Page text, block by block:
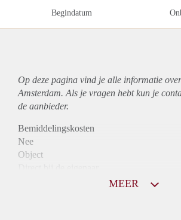
Begindatum
Op deze pagina vind je alle informatie
Amsterdam. Als je vragen hebt kun je
de aanbieder.
Bemiddelingskosten
Nee
Object
MEER